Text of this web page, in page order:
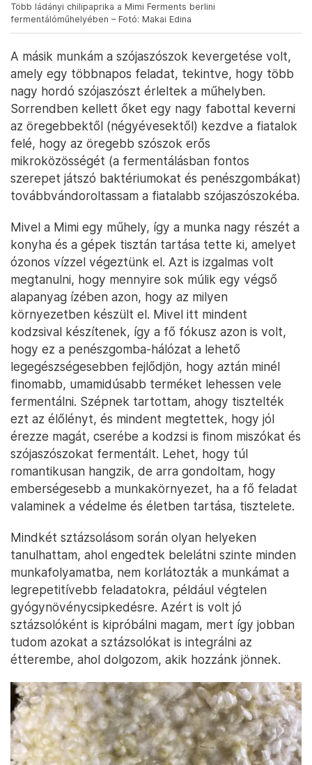
Több ládányi chilipaprika a Mimi Ferments berlini
fermentálóműhelyében – Fotó: Makai Edina
A másik munkám a szójaszószok kevergetése volt,
amely egy többnapos feladat, tekintve, hogy több
nagy hordó szójaszószt érleltek a műhelyben.
Sorrendben kellett őket egy nagy fabottal keverni
az öregebbektől (négyévesektől) kezdve a fiatalok
felé, hogy az öregebb szószok erős
mikroközösségét (a fermentálásban fontos
szerepet játszó baktériumokat és penészgombákat)
továbbvándoroltassam a fiatalabb szójaszószokéba.
Mivel a Mimi egy műhely, így a munka nagy részét a
konyha és a gépek tisztán tartása tette ki, amelyet
ózonos vízzel végeztünk el. Azt is izgalmas volt
megtanulni, hogy mennyire sok múlik egy végső
alapanyag ízében azon, hogy az milyen
környezetben készült el. Mivel itt mindent
kodzsival készítenek, így a fő fókusz azon is volt,
hogy ez a penészgomba-hálózat a lehető
legegészségesebben fejlődjön, hogy aztán minél
finomabb, umamidúsabb terméket lehessen vele
fermentálni. Szépnek tartottam, ahogy tisztelték
ezt az élőlényt, és mindent megtettek, hogy jól
érezze magát, cserébe a kodzsi is finom miszókat és
szójaszószokat fermentált. Lehet, hogy túl
romantikusan hangzik, de arra gondoltam, hogy
emberségesebb a munkakörnyezet, ha a fő feladat
valaminek a védelme és életben tartása, tisztelete.
Mindkét sztázsolásom során olyan helyeken
tanulhattam, ahol engedtek belelátni szinte minden
munkafolyamatba, nem korlátozták a munkámat a
legrepetitívebb feladatokra, például végtelen
gyógynövénycsipkedésre. Azért is volt jó
sztázsolóként is kipróbálni magam, mert így jobban
tudom azokat a sztázsolókat is integrálni az
étterembe, ahol dolgozom, akik hozzánk jönnek.